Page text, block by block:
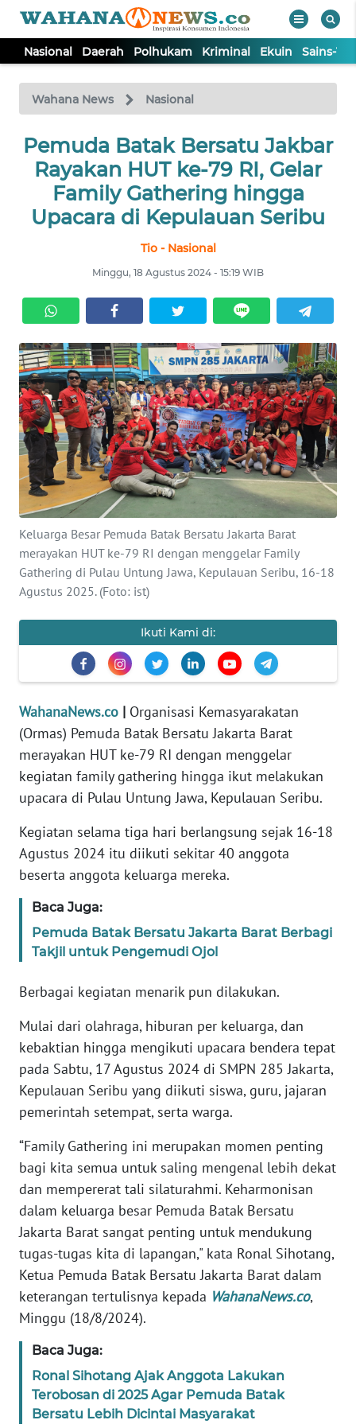
Nasional Daerah Polhukam Kriminal Ekuin Sains-
Wahana News Nasional
Pemuda Batak Bersatu Jakbar
Rayakan HUT ke-79 RI, Gelar
Family Gathering hingga
Upacara di Kepulauan Seribu
Tio - Nasional
Minggu, 18 Agustus 2024 - 15:19 WIB
Keluarga Besar Pemuda Batak Bersatu Jakarta Barat
merayakan HUT ke-79 RI dengan menggelar Family
Gathering di Pulau Untung Jawa, Kepulauan Seribu, 16-18
Agustus 2025. (Foto: ist)
Ikuti Kami di:
WahanaNews.co | Organisasi Kemasyarakatan
(Ormas) Pemuda Batak Bersatu Jakarta Barat
merayakan HUT ke-79 RI dengan menggelar
kegiatan family gathering hingga ikut melakukan
upacara di Pulau Untung Jawa, Kepulauan Seribu.
Kegiatan selama tiga hari berlangsung sejak 16-18
Agustus 2024 itu diikuti sekitar 40 anggota
beserta anggota keluarga mereka.
Baca Juga:
Pemuda Batak Bersatu Jakarta Barat Berbagi
Takjil untuk Pengemudi Ojol
Berbagai kegiatan menarik pun dilakukan.
Mulai dari olahraga, hiburan per keluarga, dan
kebaktian hingga mengikuti upacara bendera tepat
pada Sabtu, 17 Agustus 2024 di SMPN 285 Jakarta,
Kepulauan Seribu yang diikuti siswa, guru, jajaran
pemerintah setempat, serta warga.
“Family Gathering ini merupakan momen penting
bagi kita semua untuk saling mengenal lebih dekat
dan mempererat tali silaturahmi. Keharmonisan
dalam keluarga besar Pemuda Batak Bersatu
Jakarta Barat sangat penting untuk mendukung
tugas-tugas kita di lapangan," kata Ronal Sihotang,
Ketua Pemuda Batak Bersatu Jakarta Barat dalam
keterangan tertulisnya kepada WahanaNews.co,
Minggu (18/8/2024).
Baca Juga:
Ronal Sihotang Ajak Anggota Lakukan
Terobosan di 2025 Agar Pemuda Batak
Bersatu Lebih Dicintai Masyarakat
TV
Tutup
NASIONAL
DAERAH
POLHUKAM
EKUIN
SAINS-TEKNO
KESEHATAN
INTERNASIONAL
SERBA-SERBI
PENDIDIKAN
OLAHRAGA
EDITORIAL
Informasi
INDEKS
BERITA
KAMI
INFO
TENTANG
KAMI
PEDOMAN
SIBER
REDAKSI
KARIR
DISCLAIMER
Wahana
News
Regional
WN
SUMUT
WN
WN
JABAR